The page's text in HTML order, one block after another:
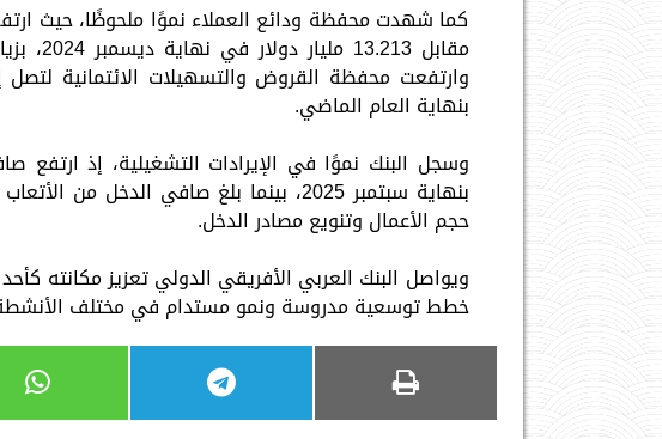
بنهاية العام الماضي.
حجم الأعمال وتنويع مصادر الدخل.
ويواصل البنك العربي الأفريقي الدولي تعزيز مكانته
خطط توسعية مدروسة ونمو مستدام في مختلف